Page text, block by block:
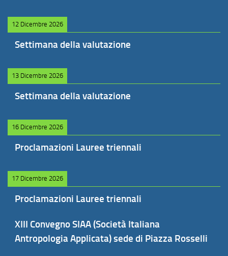
12 Dicembre 2026
Settimana della valutazione
13 Dicembre 2026
Settimana della valutazione
16 Dicembre 2026
Proclamazioni Lauree triennali
17 Dicembre 2026
Proclamazioni Lauree triennali
XIII Convegno SIAA (Società Italiana
Antropologia Applicata) sede di Piazza Rosselli